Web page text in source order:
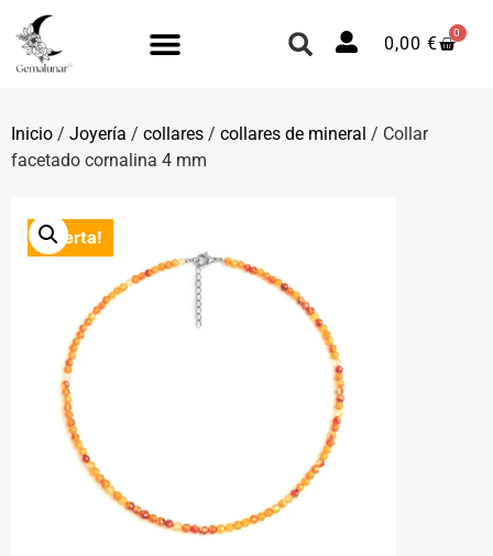
0,00 €
0
Inicio / Joyería / collares / collares de mineral / Collar
facetado cornalina 4 mm
¡Oferta!